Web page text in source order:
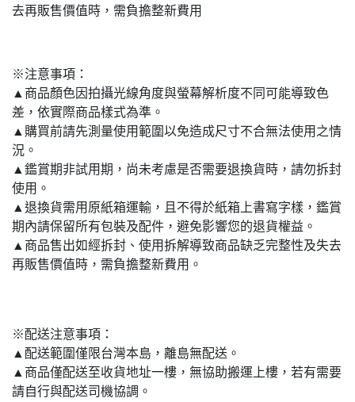
去再販售價值時，需負擔整新費用
※注意事項：
▲商品顏色因拍攝光線角度與螢幕解析度不同可能導致色
差，依實際商品樣式為準。
▲購買前請先測量使用範圍以免造成尺寸不合無法使用之情
況。
▲鑑賞期非試用期，尚未考慮是否需要退換貨時，請勿拆封
使用。
▲退換貨需用原紙箱運輸，且不得於紙箱上書寫字樣，鑑賞
期內請保留所有包裝及配件，避免影響您的退貨權益。
▲商品售出如經拆封、使用拆解導致商品缺乏完整性及失去
再販售價值時，需負擔整新費用。
※配送注意事項：
▲配送範圍僅限台灣本島，離島無配送。
▲商品僅配送至收貨地址一樓，無協助搬運上樓，若有需要
請自行與配送司機協調。